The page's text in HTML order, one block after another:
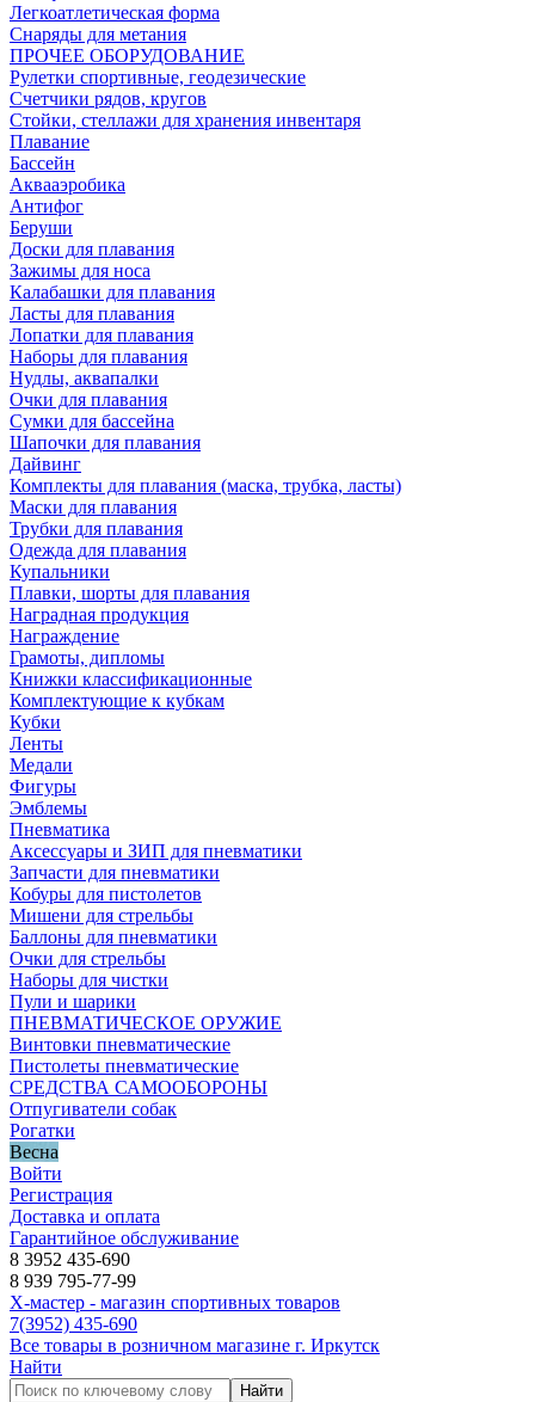
Легкоатлетическая форма
Снаряды для метания
ПРОЧЕЕ ОБОРУДОВАНИЕ
Рулетки спортивные, геодезические
Счетчики рядов, кругов
Стойки, стеллажи для хранения инвентаря
Плавание
Бассейн
Аквааэробика
Антифог
Беруши
Доски для плавания
Зажимы для носа
Калабашки для плавания
Ласты для плавания
Лопатки для плавания
Наборы для плавания
Нудлы, аквапалки
Очки для плавания
Сумки для бассейна
Шапочки для плавания
Дайвинг
Комплекты для плавания (маска, трубка, ласты)
Маски для плавания
Трубки для плавания
Одежда для плавания
Купальники
Плавки, шорты для плавания
Наградная продукция
Награждение
Грамоты, дипломы
Книжки классификационные
Комплектующие к кубкам
Кубки
Ленты
Медали
Фигуры
Эмблемы
Пневматика
Аксессуары и ЗИП для пневматики
Запчасти для пневматики
Кобуры для пистолетов
Мишени для стрельбы
Баллоны для пневматики
Очки для стрельбы
Наборы для чистки
Пули и шарики
ПНЕВМАТИЧЕСКОЕ ОРУЖИЕ
Винтовки пневматические
Пистолеты пневматические
СРЕДСТВА САМООБОРОНЫ
Отпугиватели собак
Рогатки
Весна
Войти
Регистрация
Доставка и оплата
Гарантийное обслуживание
8 3952 435-690
8 939 795-77-99
Х-мастер - магазин спортивных товаров
7(3952) 435-690
Все товары в розничном магазине г. Иркутск
Найти
Найти